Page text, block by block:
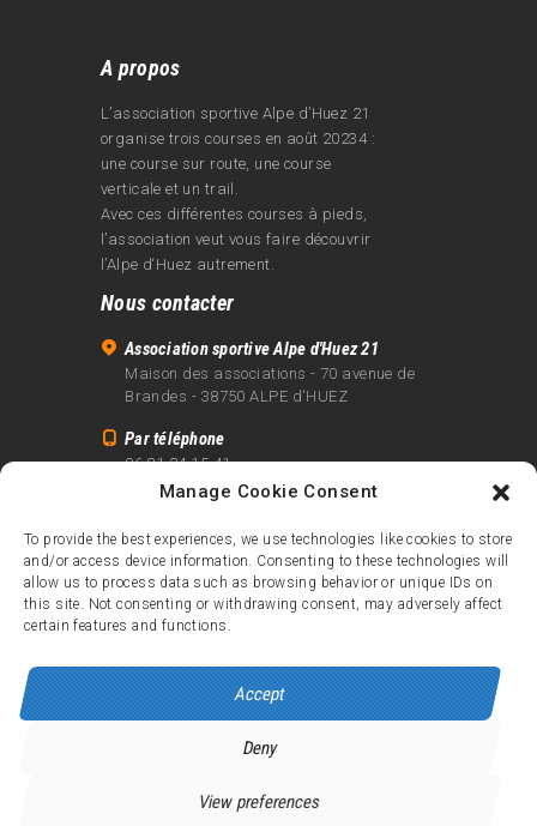
Manage Cookie Consent
To provide the best experiences, we use technologies like cookies to store
and/or access device information. Consenting to these technologies will
allow us to process data such as browsing behavior or unique IDs on
this site. Not consenting or withdrawing consent, may adversely affect
certain features and functions.
Accept
Deny
View preferences
A propos
L’association sportive Alpe d’Huez 21
organise trois courses en août 20234 :
une course sur route, une course
verticale et un trail.
Avec ces différentes courses à pieds,
l’association veut vous faire découvrir
l’Alpe d‘Huez autrement.
Nous contacter
Association sportive Alpe d'Huez 21
Maison des associations - 70 avenue de
Brandes - 38750 ALPE d'HUEZ
Par téléphone
06 81 24 15 41
info@alpe21.fr
Mentions légales
Contact
crédits